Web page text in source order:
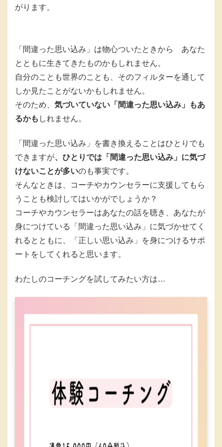
がります。
「間違った思い込み」は物心ついたときから あなた
とともに生きてきたものかもしれません。
自分のことも世界のことも、そのフィルターを通して
しか見たことがないかもしれません。
そのため、 気づいていない「間違った思い込み」もあ
るかも しれません。
「間違った思い込み」を書き換えることはひとりでも
できますが、ひとりでは「間違った思い込み」に気づ
けないことが多いのも事実です。
そんなときは、コーチやカウンセラーに支援してもら
うことも検討してはいかがでしょうか？
コーチやカウンセラーはあなたの話を聴き、あなたが
身につけている「間違った思い込み」に気づかせてく
れるとともに、「正しい思い込み」を身につけるサポ
ートをしてくれると思います。
わたしのコーチングを試してみたい方は…